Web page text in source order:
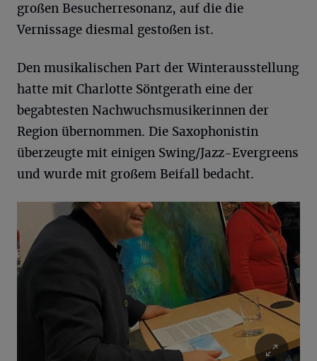
großen Besucherresonanz, auf die die
Vernissage diesmal gestoßen ist.
Den musikalischen Part der Winterausstellung
hatte mit Charlotte Söntgerath eine der
begabtesten Nachwuchsmusikerinnen der
Region übernommen. Die Saxophonistin
überzeugte mit einigen Swing/Jazz-Evergreens
und wurde mit großem Beifall bedacht.